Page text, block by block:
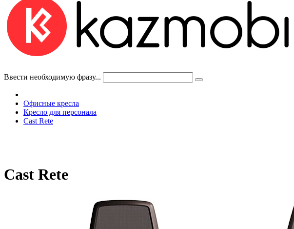
Ввести необходимую фразу...
Офисные кресла
Кресло для персонала
Cast Rete
Cast Rete